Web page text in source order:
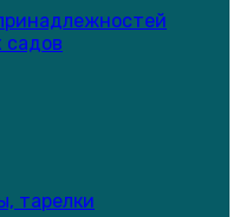
садов
тарелки